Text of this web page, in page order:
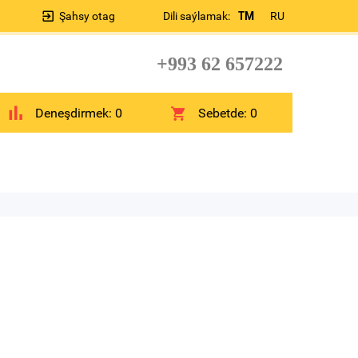
Dili saýlamak: TM RU
Şahsy otag
+993 62 657222
Deneşdirmek: 0 Sebetde:0